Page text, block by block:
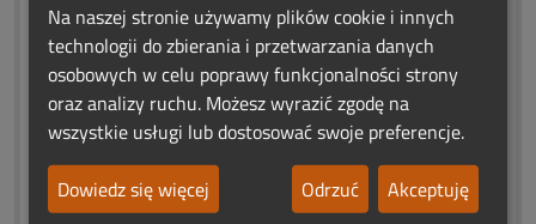
@-----(,(")(").......(")("),)----------@
@-----------------------------@
§§§§§§§§§§§§§§§§§§§§§§§§§§§§§
§§(_)(_)(_)(_)(_)(_)(_)(_)(_)(_)(_)§§
--§§(_)(_)(_)(_)(_)(_)(_)(_)(_)(_)§§
---§§(_)(_)(_)(_)(_)(_)(_)(_)(_)§§
---§§(_)(_)(_)(_)(_)(_)(_)(_)§§
Na naszej stronie używamy plików cookie i innych
technologii do zbierania i przetwarzania danych
osobowych w celu poprawy funkcjonalności strony
oraz analizy ruchu. Możesz wyrazić zgodę na
wszystkie usługi lub dostosować swoje preferencje.
Dowiedz się więcej
Odrzuć Akceptuję